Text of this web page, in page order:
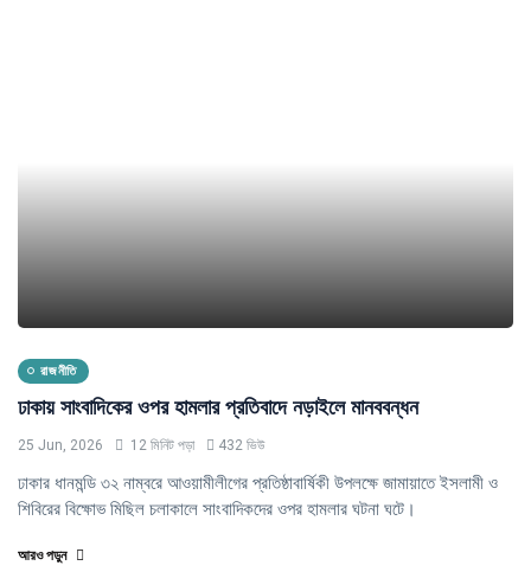
রাজনীতি
ঢাকায় সাংবাদিকের ওপর হামলার প্রতিবাদে নড়াইলে মানববন্ধন
25 Jun, 2026 12 মিনিট পড়া 432 ভিউ
ঢাকার ধানমন্ডি ৩২ নাম্বরে আওয়ামীলীগের প্রতিষ্ঠাবার্ষিকী উপলক্ষে জামায়াতে ইসলামী ও
শিবিরের বিক্ষোভ মিছিল চলাকালে সাংবাদিকদের ওপর হামলার ঘটনা ঘটে।
আরও পড়ুন